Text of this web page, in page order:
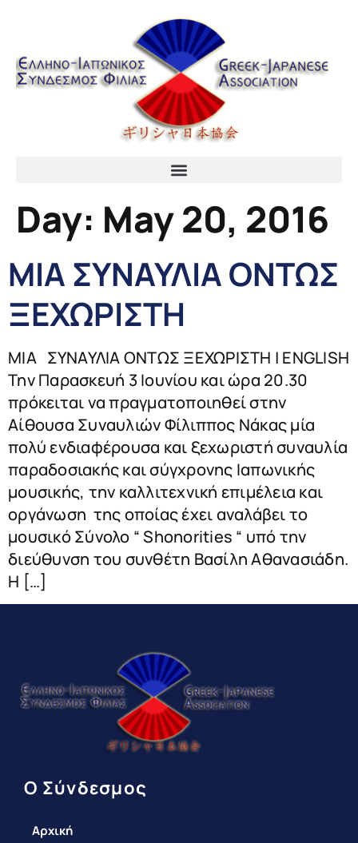
Day: May 20, 2016
ΜΙΑ ΣΥΝΑΥΛΙΑ ΟΝΤΩΣ
ΞΕΧΩΡΙΣΤΗ
ΜΙΑ ΣΥΝΑΥΛΙΑ ΟΝΤΩΣ ΞΕΧΩΡΙΣΤΗ | ENGLISH
Την Παρασκευή 3 Ιουνίου και ώρα 20.30
πρόκειται να πραγματοποιηθεί στην
Αίθουσα Συναυλιών Φίλιππος Νάκας μία
πολύ ενδιαφέρουσα και ξεχωριστή συναυλία
παραδοσιακής και σύγχρονης Ιαπωνικής
μουσικής, την καλλιτεχνική επιμέλεια και
οργάνωση της οποίας έχει αναλάβει το
μουσικό Σύνολο “ Shonorities “ υπό την
διεύθυνση του συνθέτη Βασίλη Αθανασιάδη.
Η […]
Ο Σύνδεσμος
Αρχική